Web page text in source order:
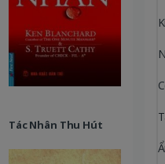
Tác Nhân Thu Hút